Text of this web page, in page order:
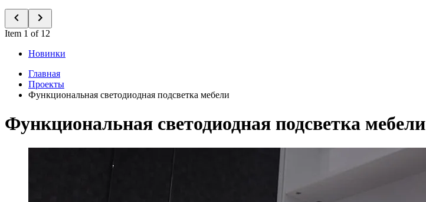
Item 1 of 12
Новинки
Главная
Проекты
Функциональная светодиодная подсветка мебели
Функциональная светодиодная подсветка мебели